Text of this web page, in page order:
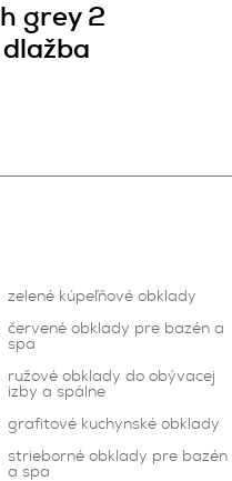
grey 2
dlažba
zelené kúpeľňové obklady
červené obklady pre bazén a
spa
ružové obklady do obývacej
izby a spálne
grafitové kuchynské obklady
strieborné obklady pre bazén
a spa